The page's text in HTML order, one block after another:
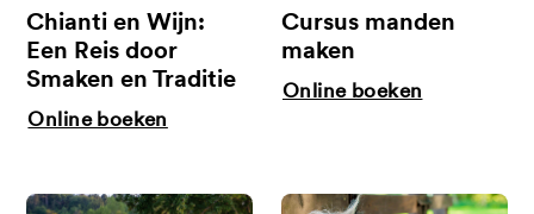
Chianti en Wijn:
Een Reis door
Smaken en Traditie
Online boeken
Cursus manden
maken
Online boeken